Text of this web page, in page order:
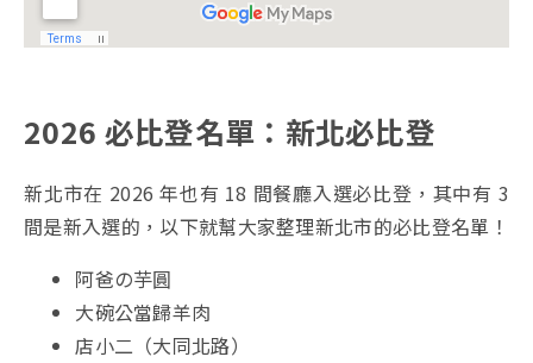
2026 必比登名單：新北必比登
新北市在 2026 年也有 18 間餐廳入選必比登，其中有 3
間是新入選的，以下就幫大家整理新北市的必比登名單！
阿爸の芋圓
大碗公當歸羊肉
店小二（大同北路）